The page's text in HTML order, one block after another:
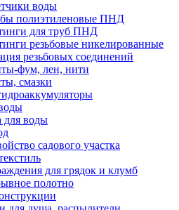
воды
полиэтиленовые ПНД
для труб ПНД
резьбовые никелированные
резьбовых соединений
фум, лен, нити
смазки
для воды
садового участка
для грядок и клумб
полотно